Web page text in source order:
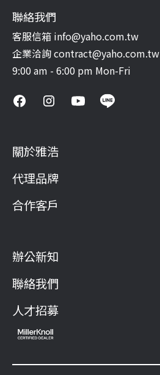
聯絡我們
客服信箱 info@yaho.com.tw
企業洽詢 contract@yaho.com.tw
9:00 am - 6:00 pm Mon-Fri
關於雅浩
代理品牌
合作客戶
辦公新知
聯絡我們
人才招募